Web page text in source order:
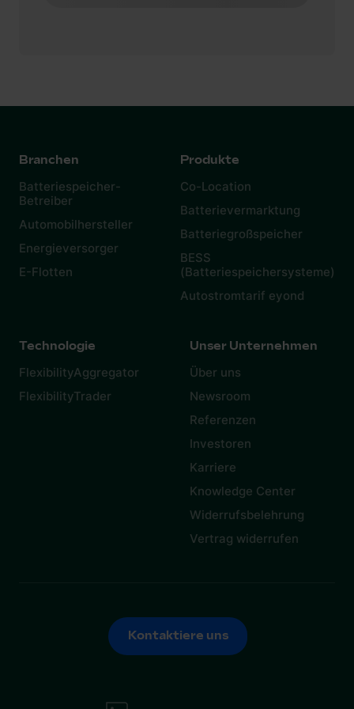
Branchen
Batteriespeicher-
Betreiber
Automobilhersteller
Energieversorger
E-Flotten
Produkte
Co-Location
Batterievermarktung
Batteriegroßspeicher
BESS
(Batteriespeichersysteme)
Autostromtarif eyond
Technologie
FlexibilityAggregator
FlexibilityTrader
Unser Unternehmen
Über uns
Newsroom
Referenzen
Investoren
Karriere
Knowledge Center
Widerrufsbelehrung
Vertrag widerrufen
Kontaktiere uns
Kontaktiere uns